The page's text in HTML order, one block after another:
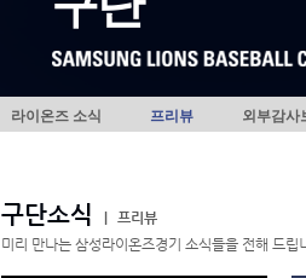
라이온즈 소식 프리뷰 외부감사
구단소식
프리뷰
미리 만나는 삼성라이온즈경기 소식들을 전해 드립